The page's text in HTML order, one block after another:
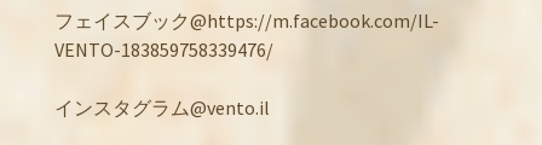
フェイスブック@https://m.facebook.com/IL-
VENTO-183859758339476/
インスタグラム@vento.il